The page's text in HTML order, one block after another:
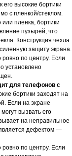
его высокие бортики
с пленкой/стеклом.
пленка, бортики
пузырей, что
Конструкция чехла
защиту экрана.
по центру. Если
установлено
для телефонов с
бортики заходят на
Если на экране
вызвать его
на неправильное
дефектом —
по центру. Если